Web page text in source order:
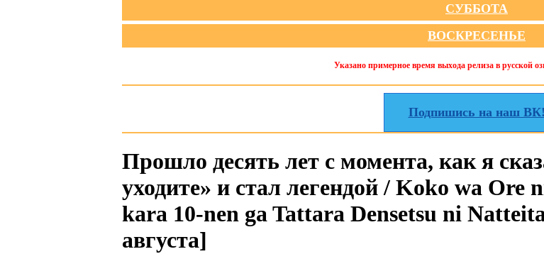
СУББОТА
ВОСКРЕСЕНЬЕ
Указано примерное время выхода релиза в русской
Подпишись на наш ВК!
Прошло десять лет с момента, как я
уходите» и стал легендой / Koko wa
kara 10-nen ga Tattara Densetsu ni
августа]